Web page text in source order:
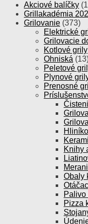
Akciové balíčky
Grillakadémia
Grilovanie (373)
Elektrické
Grilovacie
Kotlové grily
Ohniská
Peletové
Plynové
Prenosné
Knihy
Obaly
Pizza